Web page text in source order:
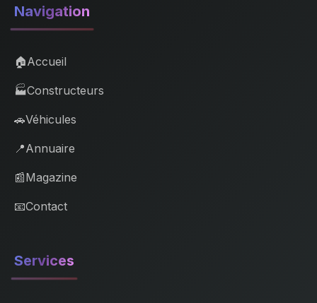
Navigation
🏠Accueil
🏭Constructeurs
🚗Véhicules
📍Annuaire
📰Magazine
📧Contact
Services